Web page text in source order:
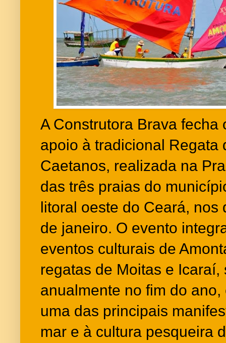
A Construtora Brava fecha
apoio à tradicional Regata
Caetanos, realizada na
das três praias do
litoral oeste do Ceará, nos
de janeiro. O evento
eventos culturais de
regatas de Moitas e
anualmente no fim do
uma das principais
mar e à cultura pesqueira